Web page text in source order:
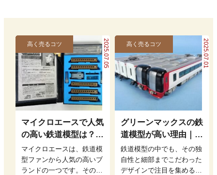
2025.07.05
高く売るコツ
マイクロエースで人気
の高い鉄道模型は？高
価買取の秘訣も解説
マイクロエースは、鉄道模
型ファンから人気の高いブ
ランドの一つです。その精
2025.07.01
高く売るコツ
グリーンマックスの鉄
道模型が高い理由｜そ
の魅力と高価買取の条
件とは
鉄道模型の中でも、その独
自性と細部までこだわった
デザインで注目を集める